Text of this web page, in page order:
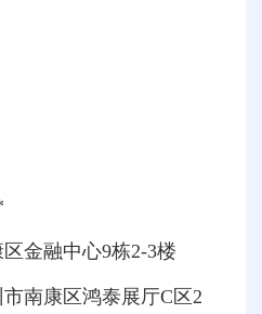
金融中心9栋2-3楼
南康区鸿泰展厅C区2